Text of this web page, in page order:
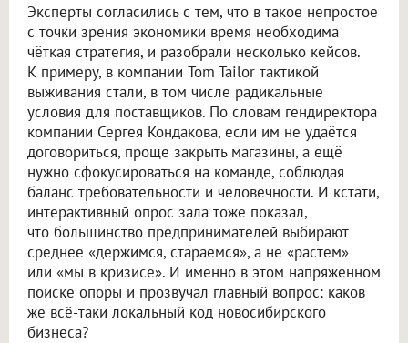
Эксперты согласились с тем, что в такое непростое
с точки зрения экономики время необходима
чёткая стратегия, и разобрали несколько кейсов.
К примеру, в компании Tom Tailor тактикой
выживания стали, в том числе радикальные
условия для поставщиков. По словам гендиректора
компании Сергея Кондакова, если им не удаётся
договориться, проще закрыть магазины, а ещё
нужно сфокусироваться на команде, соблюдая
баланс требовательности и человечности. И кстати,
интерактивный опрос зала тоже показал,
что большинство предпринимателей выбирают
среднее «держимся, стараемся», а не «растём»
или «мы в кризисе». И именно в этом напряжённом
поиске опоры и прозвучал главный вопрос: каков
же всё-таки локальный код новосибирского
бизнеса?